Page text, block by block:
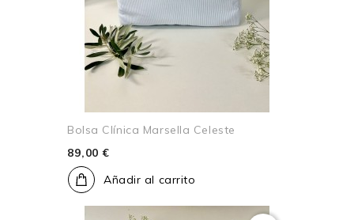
Bolsa Clínica Marsella Celeste
89,00 €
Añadir al carrito